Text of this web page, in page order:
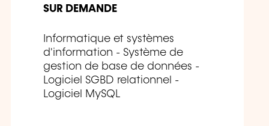
SUR DEMANDE
Informatique et systèmes
d'information - Système de
gestion de base de données -
Logiciel SGBD relationnel -
Logiciel MySQL